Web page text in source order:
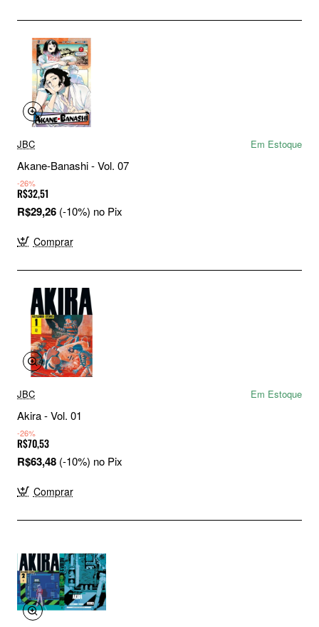
JBC Em Estoque
Akane-Banashi - Vol. 07
-26%
R$32,51
R$29,26 (-10%) no Pix
Comprar
JBC Em Estoque
Akira - Vol. 01
-26%
R$70,53
R$63,48 (-10%) no Pix
Comprar